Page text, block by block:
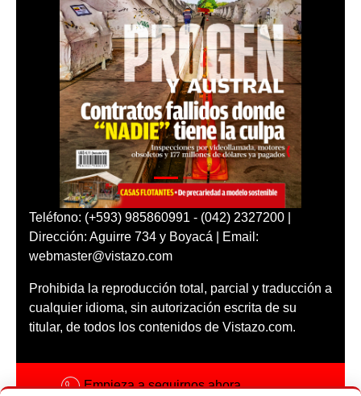
Teléfono: (+593) 985860991 - (042) 2327200 |
Dirección: Aguirre 734 y Boyacá | Email:
webmaster@vistazo.com
Prohibida la reproducción total, parcial y traducción a
cualquier idioma, sin autorización escrita de su
titular, de todos los contenidos de Vistazo.com.
Empieza a seguirnos ahora